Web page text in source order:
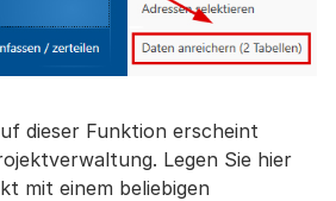
dieser Funktion erscheint
Legen Sie hier
mit einem beliebigen